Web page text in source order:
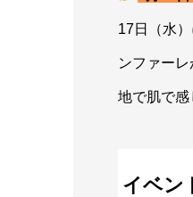
17日（水
ンファー
地で肌で感
イベン